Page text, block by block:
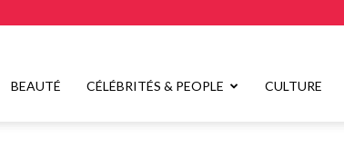
BEAUTÉ CÉLÉBRITÉS & PEOPLE CULTURE